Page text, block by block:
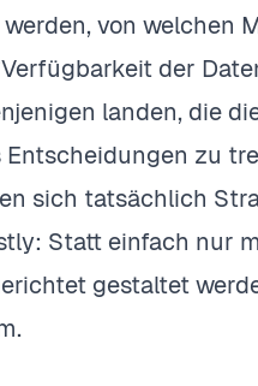
von welchen
der
landen, die
zu
sich tatsächlich
Statt einfach nur
gestaltet